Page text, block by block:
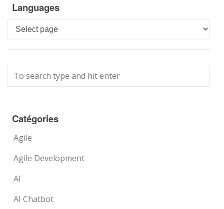
Languages
Languages
Catégories
Agile
Agile Development
AI
AI Chatbot